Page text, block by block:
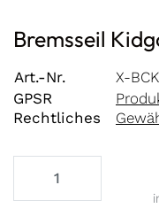
Bremsseil
Art.-Nr.
X-
GPSR
Rechtliches